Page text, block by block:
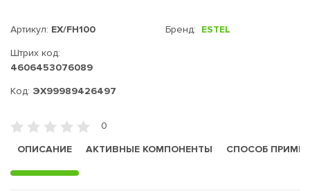
Артикул: EX/FH100
Штрих код:
4606453076089
Код: ЭХ99989426497
Бренд: ESTEL
0
ОПИСАНИЕ
АКТИВНЫЕ КОМПОНЕНТЫ СПОСОБ